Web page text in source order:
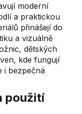
moderní
a praktickou
přinášejí do
a vizuálně
dětských
kde fungují
i bezpečná
použití